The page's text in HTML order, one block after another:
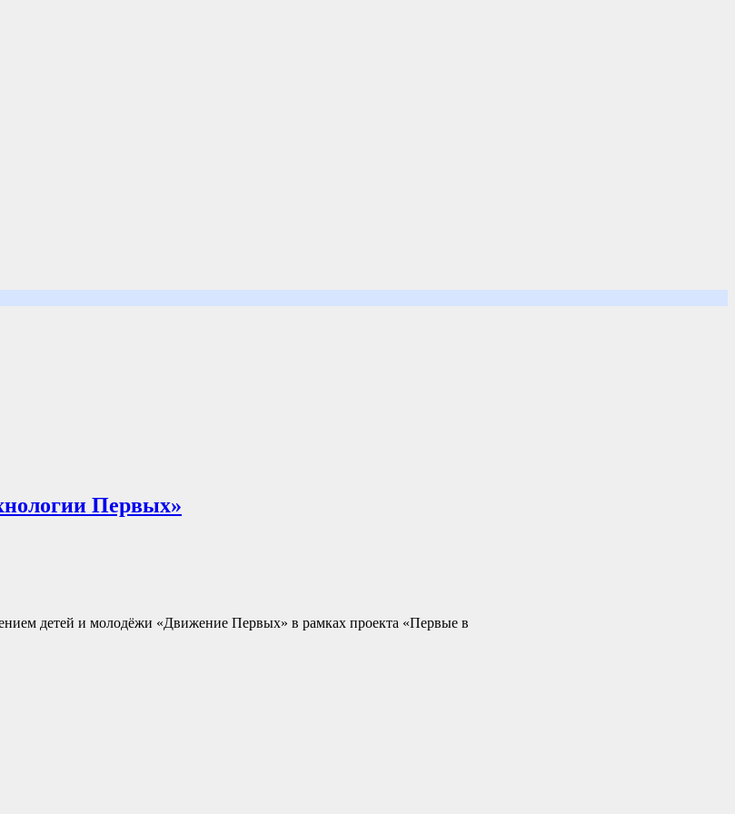
Первых»
детей и молодёжи «Движение Первых» в рамках проекта «Первые в